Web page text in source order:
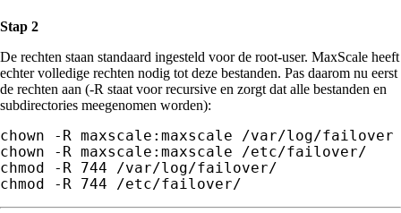
Stap 2
De rechten staan standaard ingesteld voor de root-user. MaxScale heeft
echter volledige rechten nodig tot deze bestanden. Pas daarom nu eerst
de rechten aan (-R staat voor recursive en zorgt dat alle bestanden en
subdirectories meegenomen worden):
chown -R maxscale:maxscale /var/log/failover
chown -R maxscale:maxscale /etc/failover/
chmod -R 744 /var/log/failover/
chmod -R 744 /etc/failover/